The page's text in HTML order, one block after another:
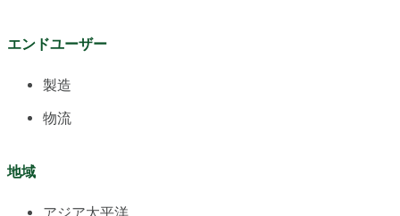
エンドユーザー
製造
物流
地域
アジア太平洋